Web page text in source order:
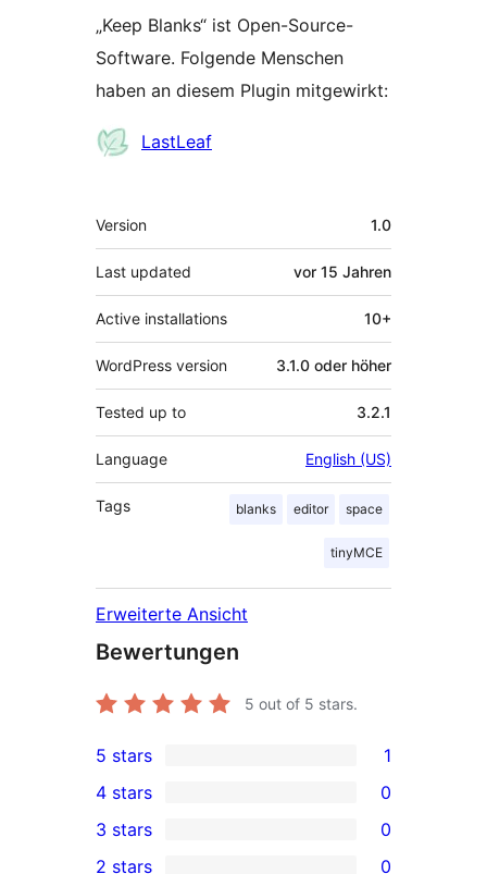
„Keep Blanks“ ist Open-Source-
Software. Folgende Menschen
haben an diesem Plugin mitgewirkt:
Mitwirkende
LastLeaf
Meta
Version 1.0
Last updated vor 15 Jahren
Active installations 10+
WordPress version 3.1.0 oder höher
Tested up to 3.2.1
Language English (US)
Tags blanks editor space
tinyMCE
Erweiterte Ansicht
Bewertungen
5 out of 5 stars.
1
5-
star
review
5 stars 1
4-
4 stars 0
0
3 stars 0
2 stars 0